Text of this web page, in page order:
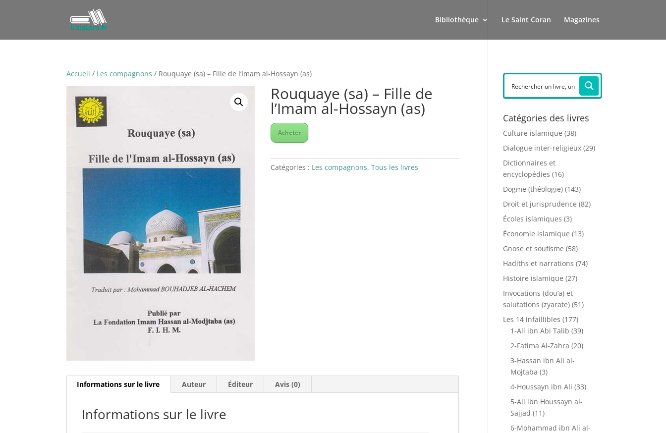
Bibliothèque Le Saint Coran Magazines
Accueil / Les compagnons / Rouquaye (sa) – Fille de l’Imam al-Hossayn (as)
Rouquaye (sa) – Fille de
l’Imam al-Hossayn (as)
Acheter
Catégories : Les compagnons,Tous les livres
Informations sur le livre Auteur Éditeur Avis (0)
Informations sur le livre
Catégories des livres
Culture islamique (38)
Dialogue inter-religieux (29)
Dictionnaires et
encyclopédies (16)
Dogme (théologie) (143)
Droit et jurisprudence (82)
Écoles islamiques (3)
Économie islamique (13)
Gnose et soufisme (58)
Hadiths et narrations (74)
Histoire islamique (27)
Invocations (dou’a) et
salutations (zyarate) (51)
Les 14 infaillibles (177)
1-Ali ibn Abi Talib (39)
2-Fatima Al-Zahra (20)
3-Hassan ibn Ali al-
Mojtaba (3)
4-Houssayn ibn Ali (33)
5-Ali ibn Houssayn al-
Sajjad (11)
6-Mohammad ibn Ali al-